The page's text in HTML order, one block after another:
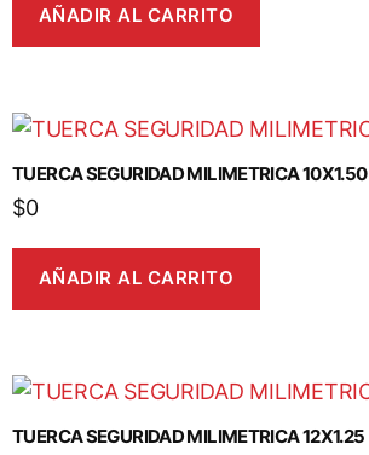
AÑADIR AL CARRITO
TUERCA SEGURIDAD MILIMETRICA 10X1.50
$0
AÑADIR AL CARRITO
TUERCA SEGURIDAD MILIMETRICA 12X1.25